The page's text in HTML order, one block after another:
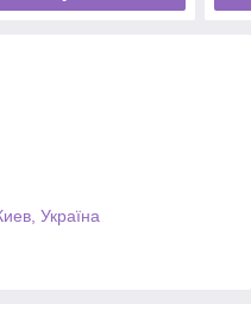
Україна